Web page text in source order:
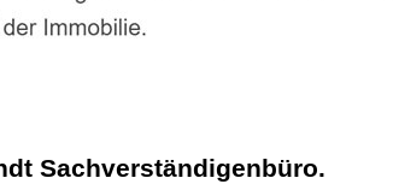
Sachverständigenbüro.